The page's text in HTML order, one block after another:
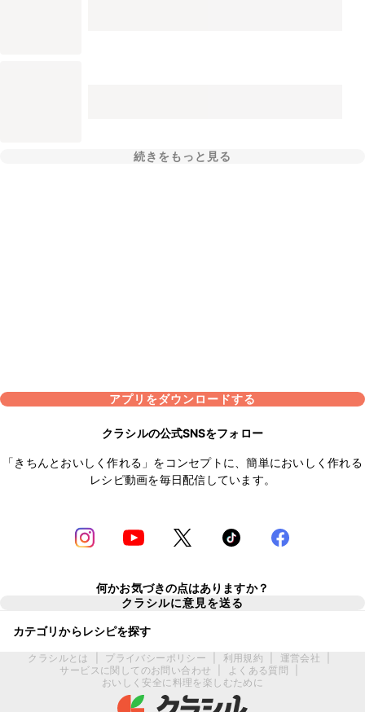
続きをもっと見る
アプリをダウンロードする
クラシルの公式SNSをフォロー
「きちんとおいしく作れる」をコンセプトに、簡単においしく作れる
レシピ動画を毎日配信しています。
何かお気づきの点はありますか？
クラシルに意見を送る
カテゴリからレシピを探す
クラシルとは プライバシーポリシー 利用規約 運営会社
サービスに関してのお問い合わせ
よくある質問
おいしく安全に料理を楽しむために